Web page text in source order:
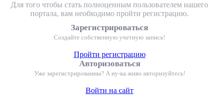
Для того чтобы стать полноценным пользователем нашего
портала, вам необходимо пройти регистрацию.
Зарегистрироваться
Создайте собственную учетную запись!
Пройти регистрацию
Авторизоваться
Уже зарегистрированны? А ну-ка живо авторизуйтесь!
Войти на сайт